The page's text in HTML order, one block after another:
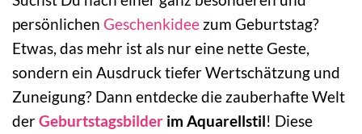
persönlichen Geschenkidee zum Geburtstag?
Etwas, das mehr ist als nur eine nette Geste,
sondern ein Ausdruck tiefer Wertschätzung und
Zuneigung? Dann entdecke die zauberhafte Welt
derGeburtstagsbilder im Aquarellstil! Diese